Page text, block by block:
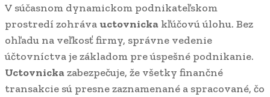
V súčasnom dynamickom podnikateľskom
prostredí zohráva uctovnicka kľúčovú úlohu. Bez
ohľadu na veľkosť firmy, správne vedenie
účtovníctva je základom pre úspešné podnikanie.
Uctovnickazabezpečuje, že všetky finančné
transakcie sú presne zaznamenané a spracované, čo